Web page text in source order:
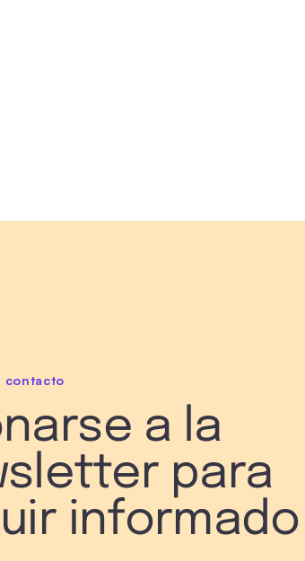
contacto
a la
para
informado